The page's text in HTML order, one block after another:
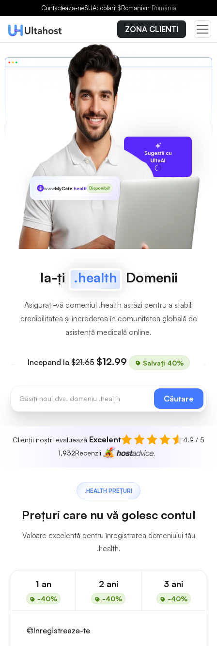
Contacteaza-neSUA: dolari $Romanian România
ZONA CLIENTI
Sugestii cu
UltaAI
wwwMyCafe.health Disponibil!
Ia-ți .health Domenii
Asigurați-vă domeniul .health astăzi pentru a stabili
credibilitatea și încrederea în comunitatea globală de
asistență medicală online.
Incepand la$21.65 $12.99 Salvați 40%
Căutare
Clienții noștri evaluează Excelent
4.9 / 5
1,932Recenzii
.HEALTH PREȚURI
Prețuri care nu vă golesc contul
Valoare excelentă pentru înregistrarea domeniului tău
.health.
1 an
-40%
2 ani
-40%
3 ani
-40%
Inregistreaza-te